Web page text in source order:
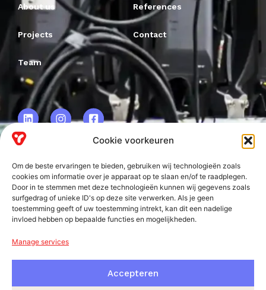
Cookie voorkeuren
Om de beste ervaringen te bieden, gebruiken wij technologieën zoals
cookies om informatie over je apparaat op te slaan en/of te raadplegen.
Door in te stemmen met deze technologieën kunnen wij gegevens zoals
surfgedrag of unieke ID's op deze site verwerken. Als je geen
toestemming geeft of uw toestemming intrekt, kan dit een nadelige
invloed hebben op bepaalde functies en mogelijkheden.
Manage services
Accepteren
VRF BV.
Frankweg 2
2153 PD
Nieuw-Vennep
About us References
Projects Contact
Team